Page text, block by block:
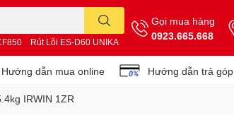
Rút Lõi ES-D60 UNIKA
Gọi mua hàng
0923.665.668
Hướng dẫn mua online Hướng dẫn trả góp
IRWIN 1ZR